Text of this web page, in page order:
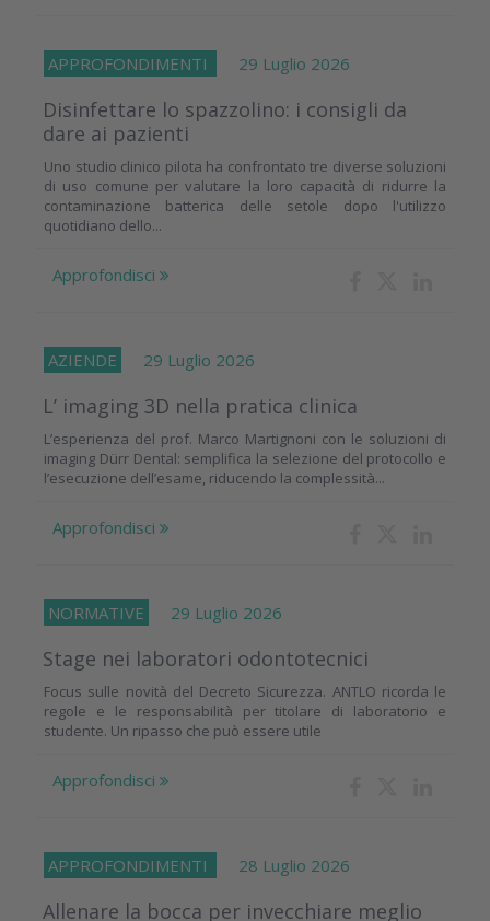
APPROFONDIMENTI 29 Luglio 2026
Disinfettare lo spazzolino: i consigli da
dare ai pazienti
Uno studio clinico pilota ha confrontato tre diverse soluzioni
di uso comune per valutare la loro capacità di ridurre la
contaminazione batterica delle setole dopo l'utilizzo
quotidiano dello...
Approfondisci
AZIENDE 29 Luglio 2026
L’ imaging 3D nella pratica clinica
L’esperienza del prof. Marco Martignoni con le soluzioni di
imaging Dürr Dental: semplifica la selezione del protocollo e
l’esecuzione dell’esame, riducendo la complessità...
Approfondisci
NORMATIVE 29 Luglio 2026
Stage nei laboratori odontotecnici
Focus sulle novità del Decreto Sicurezza. ANTLO ricorda le
regole e le responsabilità per titolare di laboratorio e
studente. Un ripasso che può essere utile
Approfondisci
APPROFONDIMENTI 28 Luglio 2026
Allenare la bocca per invecchiare meglio